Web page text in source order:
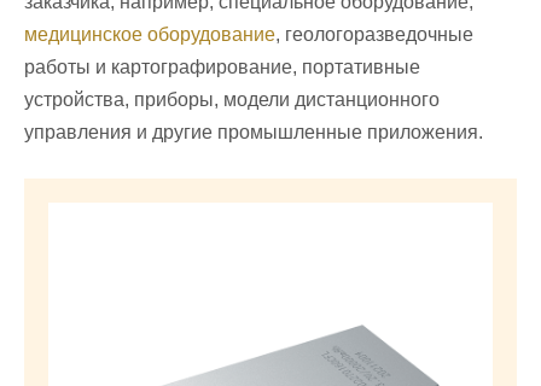
медицинское оборудование, геологоразведочные
работы и картографирование, портативные
устройства, приборы, модели дистанционного
управления и другие промышленные приложения.